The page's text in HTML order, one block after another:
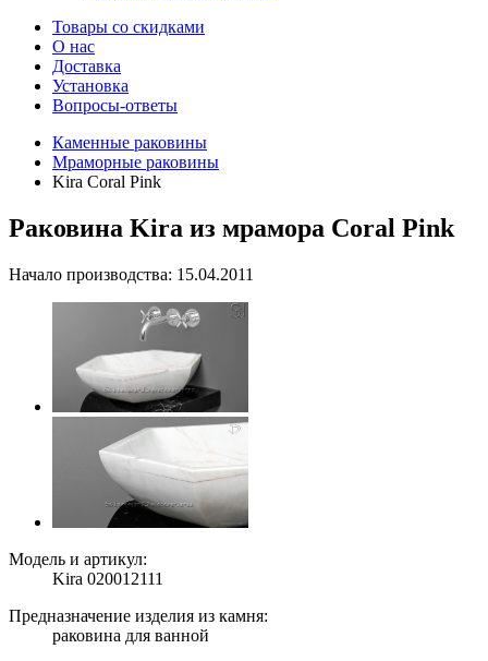
Товары со скидками
О нас
Доставка
Установка
Вопросы-ответы
Каменные раковины
Мраморные раковины
Kira Coral Pink
Раковина Kira из мрамора Coral Pink
Начало производства: 15.04.2011
Модель и артикул:
Kira 020012111
Предназначение изделия из камня:
раковина для ванной